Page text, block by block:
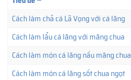
Cách làm chả cá Lã Vọng với cá lăng
Cách làm lẩu cá lăng với măng chua
Cách làm món cá lăng nấu măng chua
Cách làm món cá lăng sốt chua ngọt